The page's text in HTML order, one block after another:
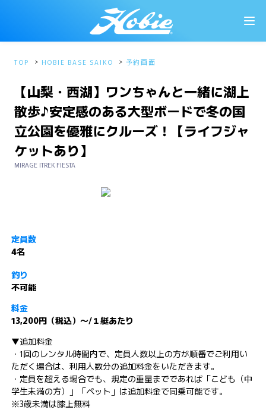
TOP HOBIE BASE SAIKO 予約画面
【山梨・西湖】ワンちゃんと一緒に湖上
散歩♪安定感のある大型ボードで冬の国
立公園を優雅にクルーズ！【ライフジャ
ケットあり】
MIRAGE ITREK FIESTA
定員数
4名
釣り
不可能
料金
13,200円（税込）～/１艇あたり
▼追加料金
・1回のレンタル時間内で、定員人数以上の方が順番でご利用い
ただく場合は、利用人数分の追加料金をいただきます。
・定員を超える場合でも、規定の重量までであれば「こども（中
学生未満の方）」「ペット」は追加料金で同乗可能です。
※3歳未満は膝上無料